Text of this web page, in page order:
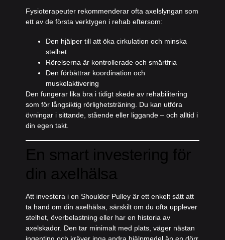
Fysioterapeuter rekommenderar ofta axelslyngan som
ett av de första verktygen i rehab eftersom:
Den hjälper till att öka cirkulation och minska
stelhet
Rörelserna är kontrollerade och smärtfria
Den förbättrar koordination och
muskelaktivering
Den fungerar lika bra i tidigt skede av rehabilitering
som för långsiktig rörlighetsträning. Du kan utföra
övningar i sittande, stående eller liggande – och alltid i
din egen takt.
En smart investering för
din axelhälsa
Att investera i en Shoulder Pulley är ett enkelt sätt att
ta hand om din axelhälsa, särskilt om du ofta upplever
stelhet, överbelastning eller har en historia av
axelskador. Den tar minimalt med plats, väger nästan